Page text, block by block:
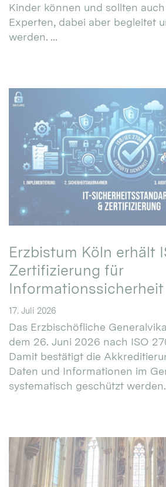
Kinder können und sollten
Experten, dabei aber begleitet
werden. ...
Erzbistum Köln erhält
Zertifizierung für
Informationssicherheit
17. Juli 2026
Das Erzbischöfliche
dem 26. Juni 2026 nach ISO
Damit bestätigt die
Daten und Informationen im
systematisch geschützt werden.